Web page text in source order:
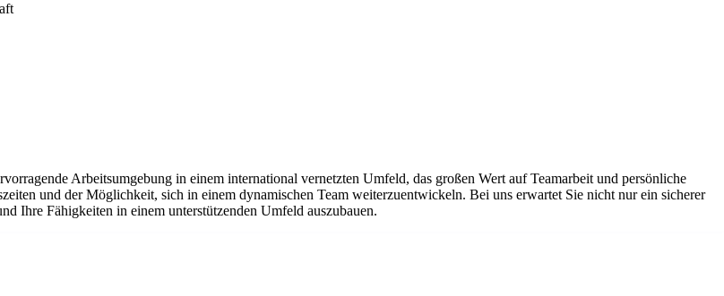
Arbeitsumgebung in einem international vernetzten Umfeld, das großen Wert auf Teamarbeit und persönliche
und der Möglichkeit, sich in einem dynamischen Team weiterzuentwickeln. Bei uns erwartet Sie nicht nur ein sicherer
Ihre Fähigkeiten in einem unterstützenden Umfeld auszubauen.